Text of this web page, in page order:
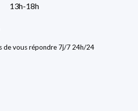
13h-18h
de vous répondre 7j/7 24h/24